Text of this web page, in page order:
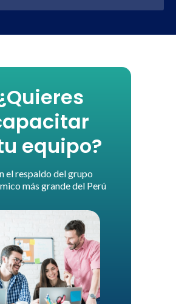
equipo?
el respaldo del grupo
más grande del Perú